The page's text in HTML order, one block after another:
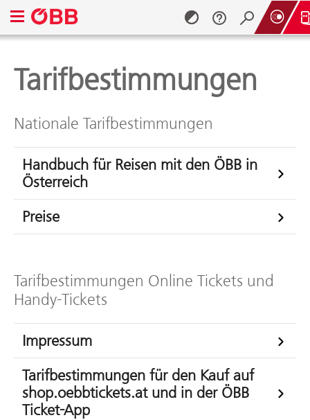
Zum Inhalt springen (Alt + 0)
Zum Menü springen (Alt + 1)
Navigationsmenü öffnen
Tarifbestimmungen
Nationale Tarifbestimmungen
Handbuch für Reisen mit den ÖBB in
Österreich
Preise
Tarifbestimmungen Online Tickets und
Handy-Tickets
Impressum
Tarifbestimmungen für den Kauf auf
shop.oebbtickets.at und in der ÖBB
Ticket-App